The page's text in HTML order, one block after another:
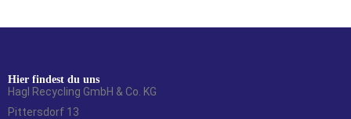
Hier findest du uns
Hagl Recycling GmbH & Co. KG
Pittersdorf 13